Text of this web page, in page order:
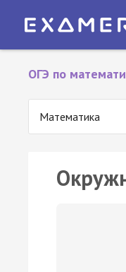
ОГЭ по
Математика